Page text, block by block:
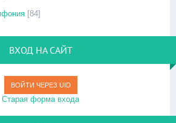
[84]
ВХОД НА САЙТ
ВОЙТИ ЧЕРЕЗ UID
Старая форма входа